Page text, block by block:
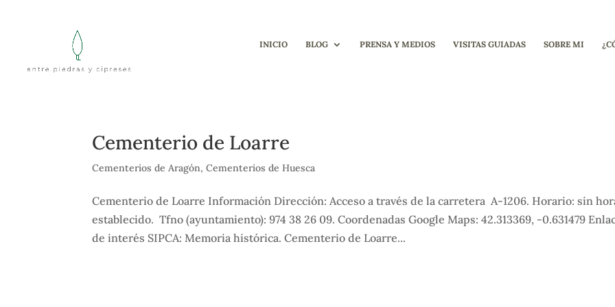
INICIO BLOG PRENSA Y MEDIOS VISITAS GUIADAS SOBRE MI
Cementerio de Loarre
Cementerios de Aragón,Cementerios de Huesca
Cementerio de Loarre Información Dirección: Acceso a través de la carretera A-1206. Horario: sin
establecido. Tfno (ayuntamiento): 974 38 26 09. Coordenadas Google Maps: 42.313369, -0.631479
de interés SIPCA: Memoria histórica. Cementerio de Loarre...